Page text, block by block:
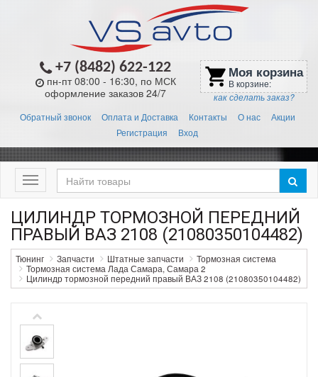
+7 (8482) 622-122
пн-пт 08:00 - 16:30, по МСК
оформление заказов 24/7
shopping_cart Моя корзина
В корзине:
как сделать заказ?
Обратный звонок Оплата и Доставка Контакты О нас
Акции
Регистрация
Вход
Меню
ЦИЛИНДР ТОРМОЗНОЙ ПЕРЕДНИЙ
ПРАВЫЙ ВАЗ 2108 (21080350104482)
Тюнинг Запчасти Штатные запчасти
Тормозная система
Тормозная система Лада Самара, Самара 2
Цилиндр тормозной передний правый ВАЗ 2108 (21080350104482)